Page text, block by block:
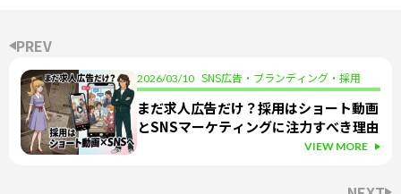
PREV
2026/03/10 SNS広告・ブランディング・採用
まだ求人広告だけ？採用はショート動画
とSNSマーケティングに注力すべき理由
VIEW MORE